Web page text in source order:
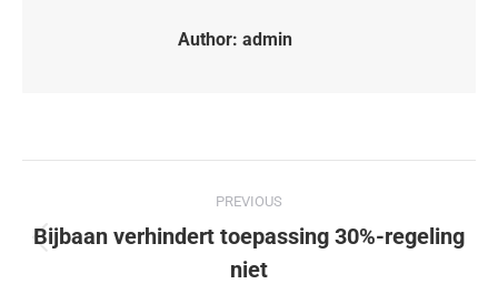
Author: admin
PREVIOUS
Bijbaan verhindert toepassing 30%-regeling
niet